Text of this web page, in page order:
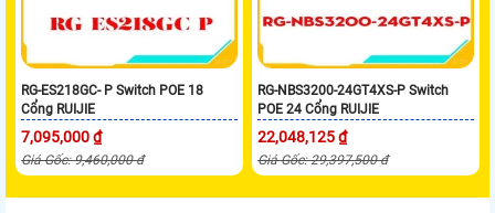
RG-ES218GC- P Switch POE 18
Cổng RUIJIE
7,095,000 ₫
Giá Gốc: 9,460,000 đ
RG-NBS3200-24GT4XS-P Switch
POE 24 Cổng RUIJIE
22,048,125 ₫
Giá Gốc: 29,397,500 đ